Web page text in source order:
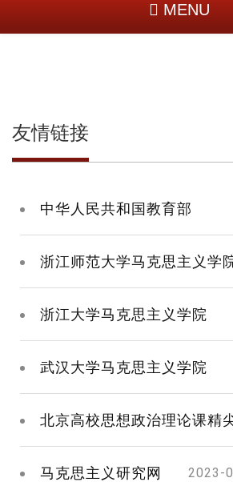
MENU
友情链接
中华人民共和国教育部
浙江师范大学马克思主义学
浙江大学马克思主义学院
武汉大学马克思主义学院
北京高校思想政治理论课精
马克思主义研究网 2023-